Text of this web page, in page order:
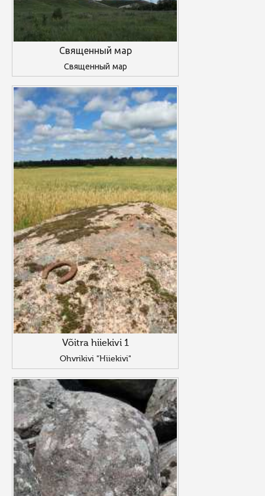
Священный мар
Священный мар
Võitra hiiekivi 1
Ohvrikivi "Hiiekivi"